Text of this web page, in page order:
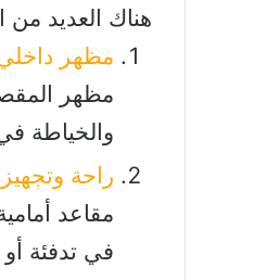
هناك العديد من
مظهر
مظهر
والخياطة
راحة
مقاعد
في تدفئة